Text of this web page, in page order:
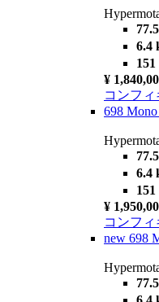
6.4
¥
コンフ
698
6.4
¥
コンフ
new 698